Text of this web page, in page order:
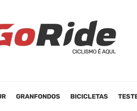
GRANFONDOS BICICLETAS